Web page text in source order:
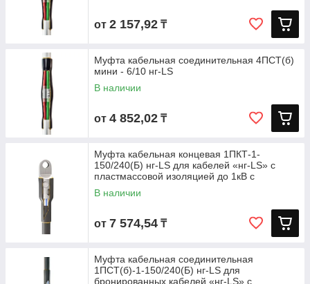
от 2 157,92 ₸
Муфта кабельная соединительная 4ПСТ(б)
мини - 6/10 нг-LS
В наличии
от 4 852,02 ₸
Муфта кабельная концевая 1ПКТ-1-
150/240(Б) нг-LS для кабелей «нг-LS» с
пластмассовой изоляцией до 1кВ с
В наличии
от 7 574,54 ₸
Муфта кабельная соединительная
1ПСТ(б)-1-150/240(Б) нг-LS для
бронированных кабелей «нг-LS» с